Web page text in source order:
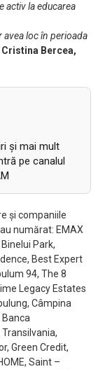
activ la educarea
avea loc în perioada
Cristina Bercea,
și mai mult
pe canalul
și companiile
numărat: EMAX
Park,
Best Expert
94, The 8
Legacy Estates
Câmpina
Banca
Green Credit,
Saint –